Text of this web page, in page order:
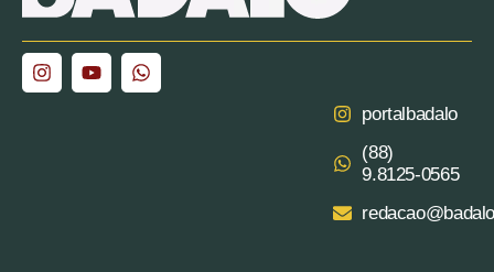
portalbadalo
(88)
9.8125‑0565‬